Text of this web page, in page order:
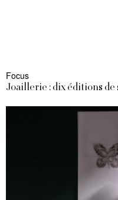
Focus
Joaillerie : dix éditions de